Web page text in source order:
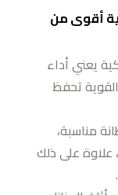
أقوى من
يعني أداء
تحفظ
مناسبة،
على ذلك